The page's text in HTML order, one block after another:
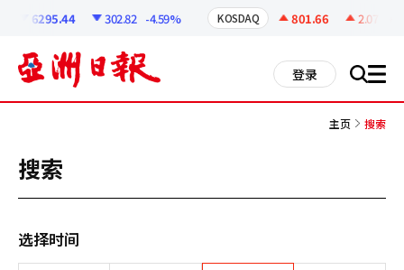
6295.44 302.82 -4.59% KOSDAQ 801.66 2.07
登录 搜 all
主页 搜索
搜索
选择时间